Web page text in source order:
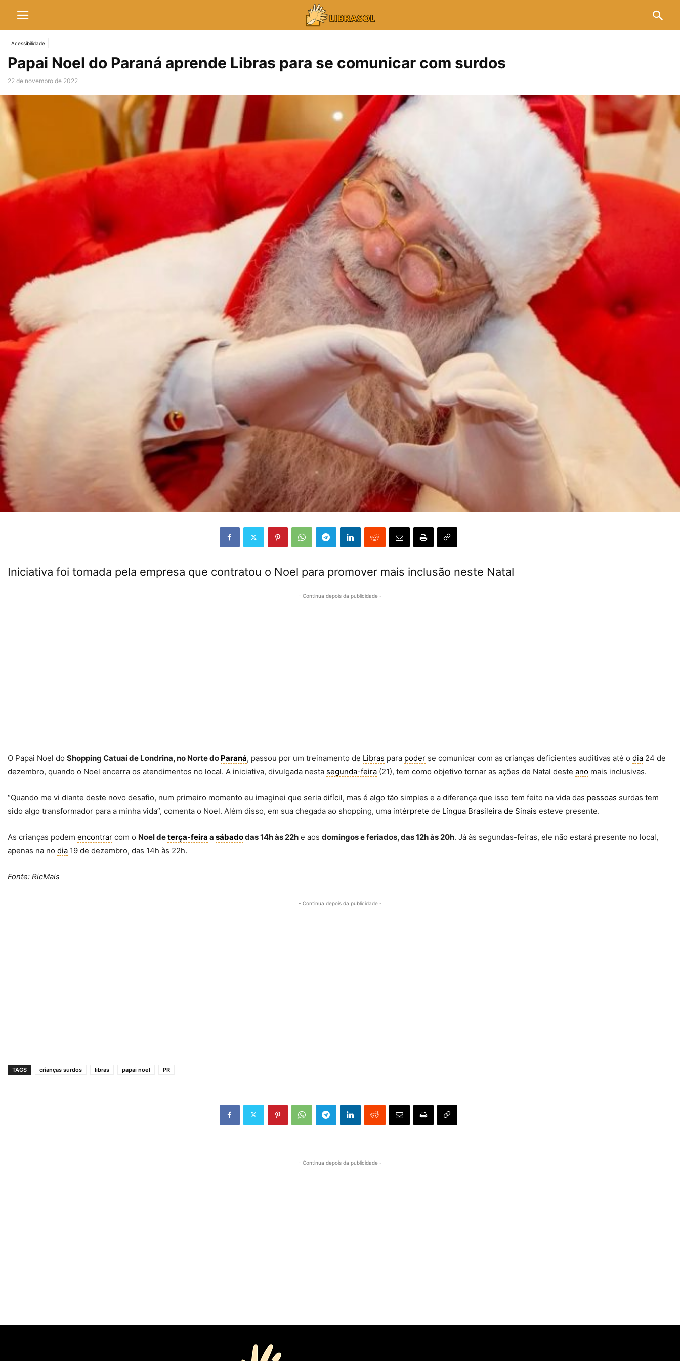
Acessibilidade
Papai Noel do Paraná aprende Libras para se comunicar com surdos
22 de novembro de 2022
Iniciativa foi tomada pela empresa que contratou o Noel para promover mais inclusão neste Natal
- Continua depois da publicidade -
O Papai Noel do Shopping Catuaí de Londrina, no Norte do Paraná, passou por um treinamento de Libras para poder se comunicar com as crianças deficientes auditivas até o dia 24 de
dezembro, quando o Noel encerra os atendimentos no local. A iniciativa, divulgada nesta segunda-feira (21), tem como objetivo tornar as ações de Natal deste ano mais inclusivas.
“Quando me vi diante deste novo desafio, num primeiro momento eu imaginei que seria difícil, mas é algo tão simples e a diferença que isso tem feito na vida das pessoas surdas tem
sido algo transformador para a minha vida”, comenta o Noel. Além disso, em sua chegada ao shopping, uma intérprete de Língua Brasileira de Sinais esteve presente.
As crianças podem encontrar com o Noel deterça-feira a sábadodas 14h às 22h e aos domingos e feriados, das 12h às 20h. Já às segundas-feiras, ele não estará presente no local,
apenas na no dia 19 de dezembro, das 14h às 22h.
Fonte: RicMais
- Continua depois da publicidade -
TAGS crianças surdos libras papai noel PR
- Continua depois da publicidade -